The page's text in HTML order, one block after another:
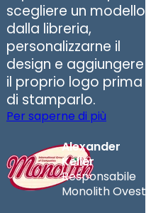
scegliere un modello
dalla libreria,
personalizzarne il
design e aggiungere
il proprio logo prima
di stamparlo.
Per saperne di più
Alexander
Keller
Responsabile
Monolith Ovest